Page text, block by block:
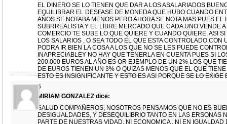
EL DINERO SE LO TIENEN QUE DAR A LOS ASALARIADOS
EQUILIBRAR EL DESFASE DE MONEDA QUE HUBO CUANDO
AÑOS SE NOTABA MENOS PERO AHORA SE NOTA MAS PUES EL
SUBRREALISTA Y EL LIBRE MERCADO QUE CADA UNO VENDE
COMERCIO TE SUBE LO QUE QUIERE Y CUANDO QUIERE, ASI
LOS SALARIOS , O SEA TODO EL QUE ESTA CONTROLADO CON
PODRA IR BIEN LA COSA A LOS QUE NO SE LES PUEDE
INAPRECIABLEY NO HAY QUE TENERLA EN CUENTA PUES SI
200.000 EUROS AL AÑO ES OR EJEMPLO DE UN 2% LOS QUE
DE EUROS TIENEN UN 3% O QUIZAS MENOS QUE EL QUE
ESTO ES INSIGNIFICANTE Y ESTO ES ASI PORQUE SE LO EXIGE
QUE A SU VEZ ES PRESIONADA POR LA CUNA DEL CAITALISMO
ESTEMOS ALERTA A VER QUE HACEN LOS QUE HAN GANADO ,
QUE POR LOGICA DEBE SER MAS RECORTES QUE LOS
2 – HAN CAMBIADO LA LEY ELECTORAL A SU CONVENIENCIA
PASANDOSE PARA QUE LOS PARTIDOS POLITICOS QUE NO
ARLAMENTARIA TENGAN QUE PRESENTAR UNOS AVALES
6
MIRIAM GONZALEZ dice:
SALUD COMPAÑEROS, NOSOTROS PENSAMOS QUE NO ES
DESIGUALDADES, Y DESEQUILIBRIO TANTO EN LAS ERSONAS
PARTE DE NUESTRAS VIDAD, NI ECONOMICA , NI EN